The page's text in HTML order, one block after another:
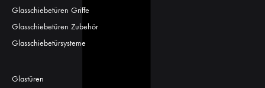
Glasschiebetüren Griffe
Glasschiebetüren Zubehör
Glasschiebetürsysteme
Glastüren